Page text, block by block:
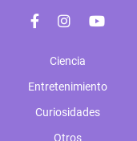
Ciencia
Entretenimiento
Curiosidades
Otros